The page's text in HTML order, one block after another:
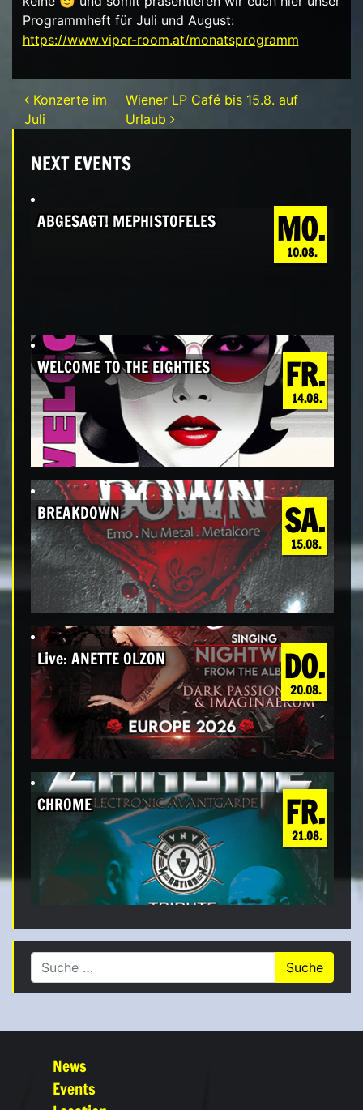
Programmheft für Juli und August:
https://www.viper-room.at/monatsprogramm
Beitrags-Navigation
Konzerte im
Juli
Wiener LP Café bis 15.8. auf
Urlaub
NEXT EVENTS
MO.
10.08.
ABGESAGT! MEPHISTOFELES
FR.
14.08.
WELCOME TO THE EIGHTIES
SA.
15.08.
BREAKDOWN
DO.
20.08.
Live: ANETTE OLZON
FR.
21.08.
CHROME
Suche nach:
News
Events